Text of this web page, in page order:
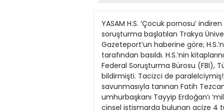
Cumhuriyet Ankara
Cumhuriyet Büyük
Taaruz
Cumhuriyet
Cumartesi
Cumhuriyet Çevre
2013
2012
2011
2010
2009
YASAM H.S. ‘Çocuk pornosu’ indiren ilahiyatçının kitaplarını Ensar basmış! Bilgisayarına “çocuk pornosu” indirdiği iddiasıyla hakkında soruşturma başlatılan Trakya Üniversitesi’nde görevli Prof. Dr. H.S.’nin kitaplarının Ensar Vakfı tarafından yayımlandığı ortaya çıktı. Gazeteport’un haberine göre; H.S.’nin “Çağımızın Ahlak Bunalımı ve Çözüm Arayışları” isimli kitabı Ensar Vakfı’na ait Ensar Neşriyat tarafından basıldı. H.S.’nin kitaplarının isimleri, görev yaptığı üniversitenin resmi internet sitesinde yer alıyor. Geçen aralık ayında ABD Federal Soruşturma Bürosu (FBI), Türkiye’deki bir ilahiyatçı profesörün bilgisayarına “çocuk pornosu” indirdiğini ilgili makamlara bildirmişti. Tacizci de paralelciymiş!2 EDİTÖR:HAKANAKARSU TASARIM:FUNDAYAŞARERDOĞDU Salı 29 Mart 2016 Erdoğan’ı militanca savunmasıyla tanınan Fatih Tezcan, 10 öğrenciye cinsel istismarda bulunan öğretmenin Ensar’la bağlantısını ‘aklamak’ için ‘paralel’ dedi umhurbaşkanı Tayyip Erdoğan’ı ‘militanca’ savunmasıyla tanınan C 14 yaşındaki çocuğyazar Fatih Tezcan, Karaman’da t a10 öğrenciye cinsel istismarda bulunan acize 4 tutuklamaöğretmenin Ensar Vakfı’yla bağlantısı nı ‘aklamak’ için ‘paralel’e sarıldı. Pro Mvokatif yayınlarıyla bilinen Yeni Akit’in kanalı Akit TV’de geçen hafta konuşan Tezcan, din öğretmeni olan Muharrem ‘Tacize uğrayan çocuklarınB.’nin Fethullah Gülen Cemaati tarafın dan Ensar Vakfı’na sızdırıldığını öne sü cezalandırılması gündemde’rüp, şunları söyledi: 5 aylığına vakıfa sızdı “Fetö’nün beş aylığına Ensar Vakfı’na sızdırdığı bir tecavüzcüsüne tecavüz emri verdiğini anlarsın. Onlara günah yoktur, Allah rızası için tecavüz edeceksin der, gider bulur bir tane gerizekalı, psikopat, sapık, gider tecavüz ettirir.” Ensar Vakfı’nı ‘kollama senaryosu’nda tüm adımları da aşama aşama anlatan Tez Tepkiler site kapattırdıcan, “Nasıl sızacak, gönüllü etütçü ola rak. Allah rızası için, ben Hocaefendi’ye de bağlı birisiyim dedi. Ders vermek istiyorum falan filan dedi. Ensar Vakfı zaten madden o da şeyde. O da istemedi para verelim falan. Şimdi biz de özeleştiri yapalım. Aldılar onu. Adam gitmiş, 10 tane tecavüzden 350 sene aldı. Ne dönüyor?” diye konuştu.Tezcan, istismar için Muharrem B’nin gönüllü eğitmen olma ya emek vermeyeceğini de iddia edip, şu soruları yöneltti: “Para almıyor, gönüllü, ücret almadan, aynı zamanda seri tecavüzcü. Nasıl oturdu ki bu kafana? Niye böyle bir şey olsun ki? Gider parkta bir çocuk bulur, niye emek versin?” l Haber Merkezi Aile ve Sosyal Politikalar Bakanı Sema Ramazanoğlu’nun da Van’da çocuklara yönelik cinsel istismar ve kadına yönelik şiddet konusunda